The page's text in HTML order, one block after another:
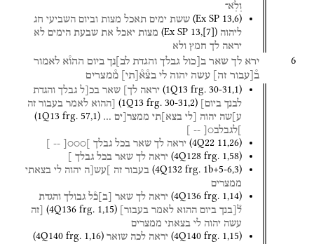
וְלֹֽא־
(Ex SP 13,6) ששת ימים תאכל מצות וביום השביעי חג
ליהוה
(Ex SP 13,[7]) מצות יאכל את שבעת הימים לא
יראה לך חמץ ולא
6 ירא לך שאר ב[כול גבלך והגדת לב]נך ביום ההו֯א לאמור
ב֯[עבור זה] עשה יהוה לי בצ֯א֯ תי מ֯מצרים
(1Q13 frg. 30-31,1) יראה לך] שאר בכ[ל גבלך והגדת
לבנך ביום] (1Q13 frg. 30-31,2) [ההוא לאמר בעבור זה
ע]שה יהוה [לי בצא]תי ממצר[ים …
(1Q13 frg. 57,1)
]לגבלב○[ --
(4Q22 11,26) יראה לך שאר בכל גבלך ]○○○[
--
(4Q128 frg. 1,58) יראה לך שאר בכל גבלך
(4Q132 frg. 1b+5-6,3) בעבור זה ]עש[ה יהוה לי בצאתי
ממצרים
(4Q136 frg. 1,14) יראה לך שאר ב כ֯ל גבולך והגדת
ל֯[בנך ביום ההוא לאמר בעבור] (4Q136 frg. 1,15)
[זה
עשה יהוה לי בצאתי ממצרים
(4Q140 frg. 1,15) יראה לכה שואר (4Q140 frg. 1,16)